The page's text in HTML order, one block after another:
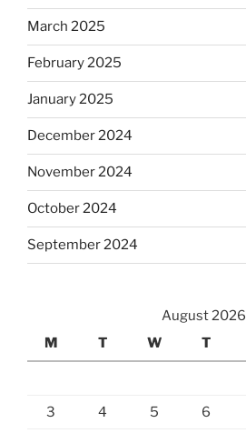
March 2025
February 2025
January 2025
December 2024
November 2024
October 2024
September 2024
August 2026
M
T W T
3 4 5 6